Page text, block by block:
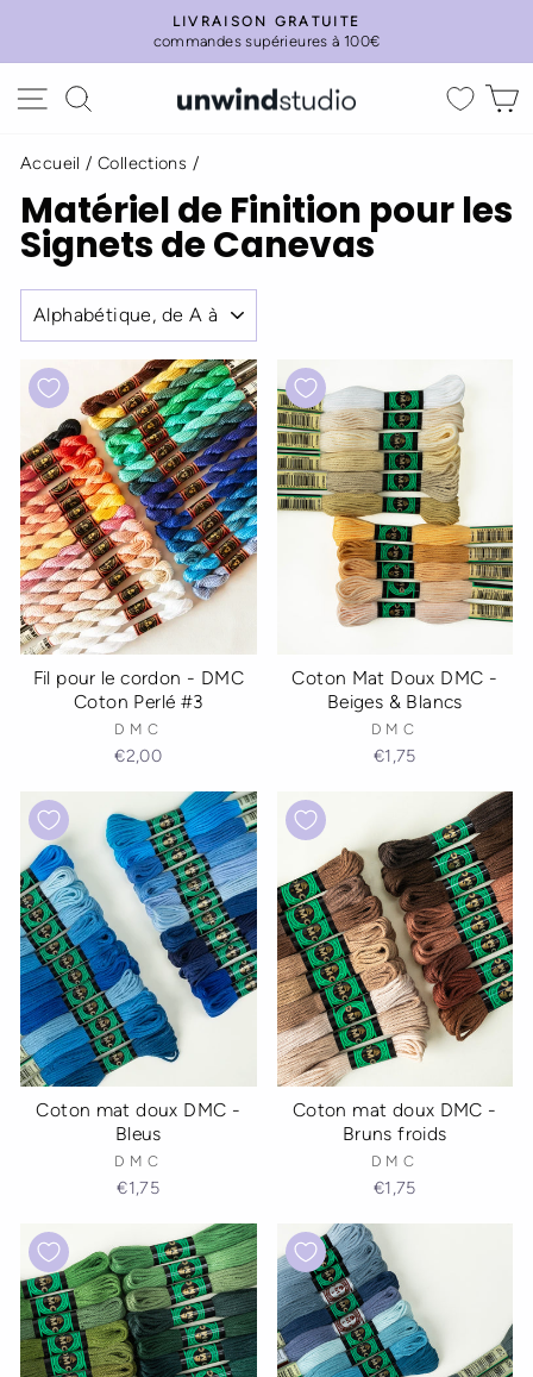
contenu
Diaporama
LIVRAISON GRATUITE
commandes supérieures à 100€
NavigationRechercher
Accueil / Collections /
Matériel de Finition pour les
Signets de Canevas
Fil pour le cordon - DMC
Coton Perlé #3
DMC
€2,00
Coton Mat Doux DMC -
Beiges & Blancs
DMC
€1,75
Coton mat doux DMC -
Bleus
DMC
€1,75
Coton mat doux DMC -
Bruns froids
DMC
€1,75